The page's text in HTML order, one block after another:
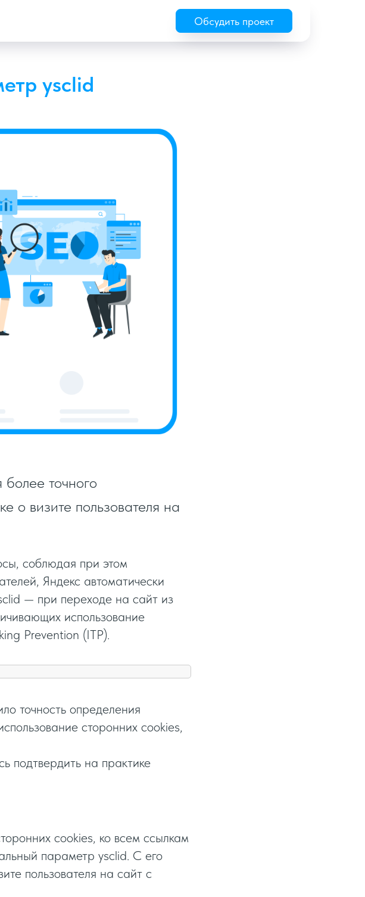
Обсудить проект
ysclid
точного
о визите пользователя на
соблюдая при этом
Яндекс автоматически
— при переходе на сайт из
использование
Prevention (ITP).
точность определения
сторонних cookies,
подтвердить на практике
cookies, ко всем ссылкам
параметр ysclid. С его
пользователя на сайт с